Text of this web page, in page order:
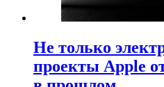
Не только
проекты Apple